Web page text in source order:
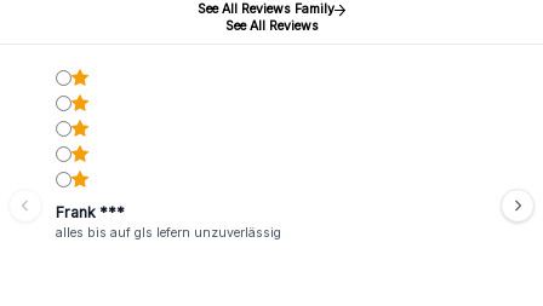
See All Reviews Family
See All Reviews
Frank ***
alles bis auf gls lefern unzuverlässig